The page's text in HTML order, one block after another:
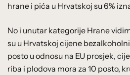
hrane i pića u Hrvatskoj su 6%
No i unutar kategorije Hrane
su u Hrvatskoj cijene
posto u odnosu na EU prosjek,
riba i plodova mora za 10 posto,